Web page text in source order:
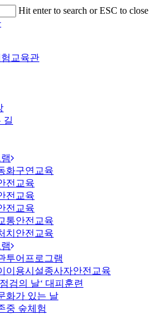
Hit enter to search or ESC to close
교육관
길
화구연교육
전교육
전교육
전교육
통안전교육
치안전교육
투어프로그램
이용시설종사자안전교육
검의 날‘ 대피훈련
화가 있는 날
중 숲체험